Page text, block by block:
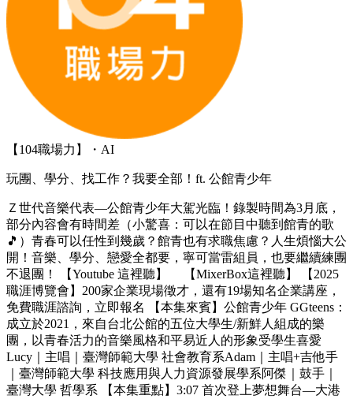
【104職場力】・AI
玩團、學分、找工作？我要全部！ft. 公館青少年
Ｚ世代音樂代表—公館青少年大駕光臨！錄製時間為3月底，
部分內容會有時間差（小驚喜：可以在節目中聽到館青的歌
🎵）青春可以任性到幾歲？館青也有求職焦慮？人生煩惱大公
開！音樂、學分、戀愛全都要，寧可當雷組員，也要繼續練團
不退團！ 【Youtube 這裡聽】 【MixerBox這裡聽】 【2025
職涯博覽會】200家企業現場徵才，還有19場知名企業講座，
免費職涯諮詢，立即報名 【本集來賓】公館青少年 GGteens：
成立於2021，來自台北公館的五位大學生/新鮮人組成的樂
團，以青春活力的音樂風格和平易近人的形象受學生喜愛
Lucy｜主唱｜臺灣師範大學 社會教育系Adam｜主唱+吉他手
｜臺灣師範大學 科技應用與人力資源發展學系阿傑｜鼓手｜
臺灣大學 哲學系 【本集重點】3:07 首次登上夢想舞台—大港